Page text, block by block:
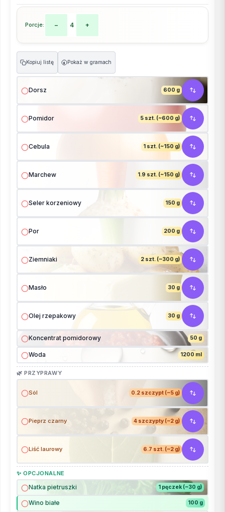
Porcje: − 4 +
Kopiuj listę g Pokaż w gramach
Dorsz 600 g
Pomidor 5 szt. (~600 g)
Cebula 1 szt. (~150 g)
Marchew 1.9 szt. (~150 g)
Seler korzeniowy 150 g
Por 200 g
Ziemniaki 2 szt. (~300 g)
Masło 30 g
Olej rzepakowy 30 g
Koncentrat pomidorowy 50 g
Woda 1200 ml
🌿 PRZYPRAWY
Sól 0.2 szczypt (~5 g)
Pieprz czarny 4 szczypty (~2 g)
Liść laurowy 6.7 szt. (~2 g)
✨ OPCJONALNE
Natka pietruszki 1 pęczek (~30 g)
Wino białe 100 g